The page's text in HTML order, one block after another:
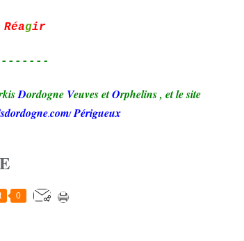
Réagir
-------
Dordogne Veuves et Orphelins, et le site
ordogne.com/ Périgueux
0